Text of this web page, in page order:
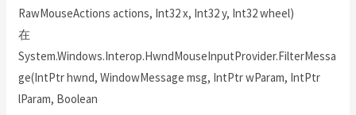
RawMouseActions actions, Int32 x, Int32 y, Int32 wheel)
在
System.Windows.Interop.HwndMouseInputProvider.FilterMessa
ge(IntPtr hwnd, WindowMessage msg, IntPtr wParam, IntPtr
lParam, Boolean